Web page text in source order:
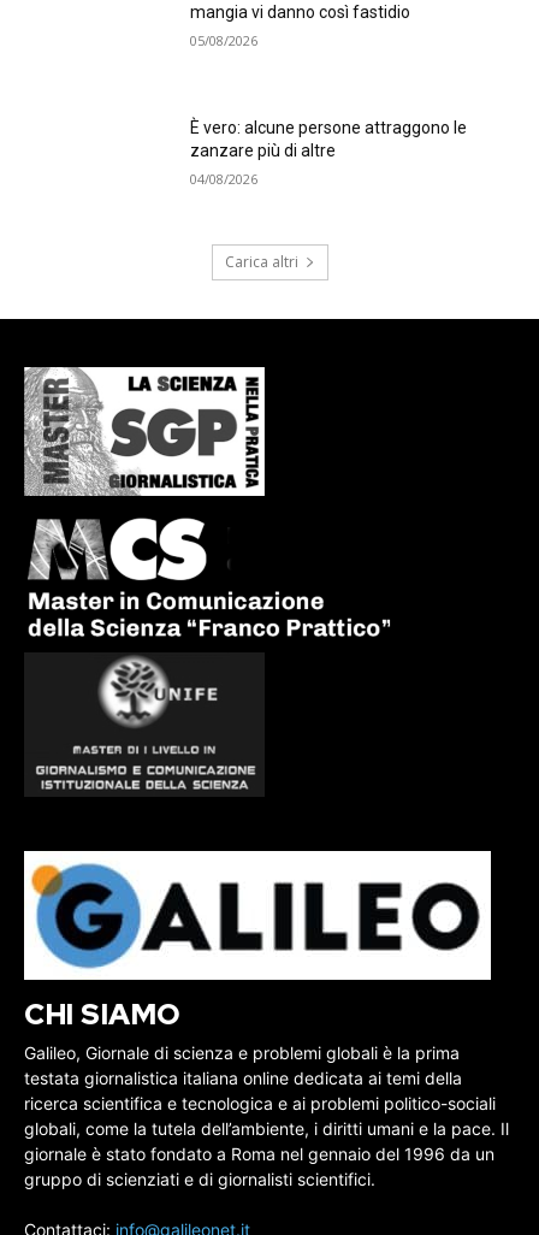
mangia vi danno così fastidio
05/08/2026
È vero: alcune persone attraggono le
zanzare più di altre
04/08/2026
Carica altri
CHI SIAMO
Galileo, Giornale di scienza e problemi globali è la prima
testata giornalistica italiana online dedicata ai temi della
ricerca scientifica e tecnologica e ai problemi politico-sociali
globali, come la tutela dell’ambiente, i diritti umani e la pace. Il
giornale è stato fondato a Roma nel gennaio del 1996 da un
gruppo di scienziati e di giornalisti scientifici.
Contattaci: info@galileonet.it